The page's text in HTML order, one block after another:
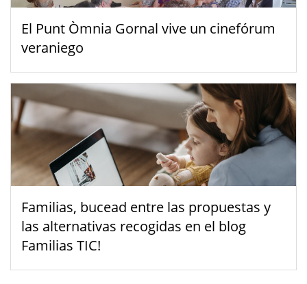
El Punt Òmnia Gornal vive un cinefórum
veraniego
Familias, bucead entre las propuestas y
las alternativas recogidas en el blog
Familias TIC!